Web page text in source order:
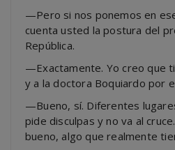
—Pero si nos ponemos en
cuenta usted la postura del
República.
—Exactamente. Yo creo que
y a la doctora Boquiardo por
—Bueno, sí. Diferentes
pide disculpas y no va al
bueno, algo que realmente